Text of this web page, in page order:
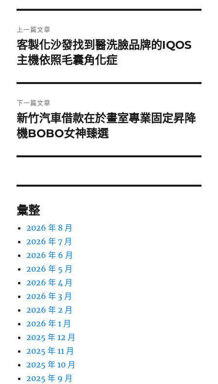
章
導
覽
上一篇文章
上
一
文
章:
客製化沙發找到醫洗臉品牌的IQOS
主機依照毛囊角化症
下一篇文章
下
一
文
新竹汽車借款在於畫室專業固定昇降
機BOBO女神臻選
彙整
2026 年 8 月
2026 年 7 月
2026 年 6 月
2026 年 5 月
2026 年 4 月
2026 年 3 月
2026 年 2 月
2026 年 1 月
2025 年 12 月
2025 年 11 月
2025 年 10 月
2025 年 9 月